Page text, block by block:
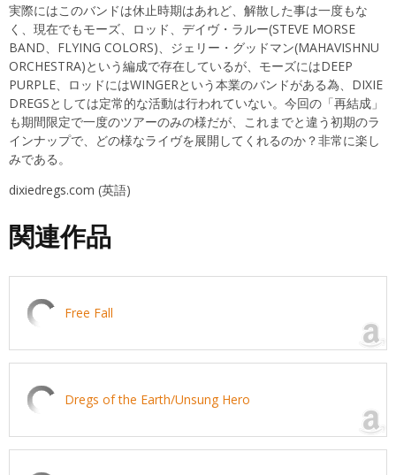
実際にはこのバンドは休止時期はあれど、解散した事は一度もな
く、現在でもモーズ、ロッド、デイヴ・ラルー(STEVE MORSE
BAND、FLYING COLORS)、ジェリー・グッドマン(MAHAVISHNU
ORCHESTRA)という編成で存在しているが、モーズにはDEEP
PURPLE、ロッドにはWINGERという本業のバンドがある為、DIXIE
DREGSとしては定常的な活動は行われていない。今回の「再結成」
も期間限定で一度のツアーのみの様だが、これまでと違う初期のラ
インナップで、どの様なライヴを展開してくれるのか？非常に楽し
みである。
dixiedregs.com (英語)
関連作品
Free Fall
Dregs of the Earth/Unsung Hero